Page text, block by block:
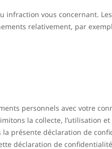
vous concernant.
relativement, par
personnels avec votre
la collecte, l’utilisation
présente déclaration de
déclaration de